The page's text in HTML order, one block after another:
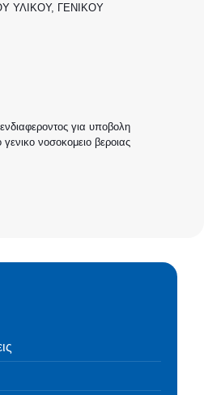
ΥΛΙΚΟΥ, ΓΕΝΙΚΟΥ
για υποβολη
νοσοκομειο βεροιας